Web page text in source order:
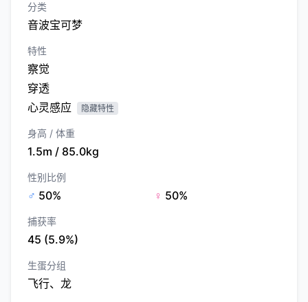
分类
音波宝可梦
特性
察觉
穿透
心灵感应
隐藏特性
身高 / 体重
1.5m / 85.0kg
性别比例
♂ 50% ♀ 50%
捕获率
45 (5.9%)
生蛋分组
飞行、龙